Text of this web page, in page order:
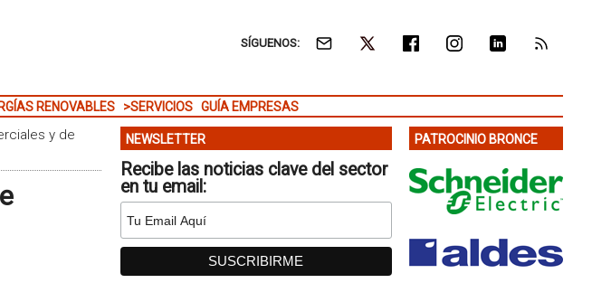
SÍGUENOS:
RENOVABLES >SERVICIOS GUÍA EMPRESAS
y de
NEWSLETTER
Recibe las noticias clave del sector
en tu email:
PATROCINIO BRONCE